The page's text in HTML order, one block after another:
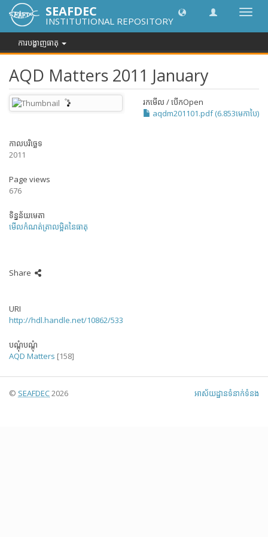
បិទបើក
រុករក
SEAFDEC
INSTITUTIONAL REPOSITORY
ការបង្ហាញធាតុ
AQD Matters 2011 January
រកមើល / បើកOpen
aqdm201101.pdf (6.853មេកាបៃ)
កាលបរិច្ឆេទ
2011
Page views
676
ទិន្នន័យមេតា
មើលកំណត់ត្រាលម្អិតនៃធាតុ
Share
URI
http://hdl.handle.net/10862/533
បណ្តុំបណ្តុំ
AQD Matters [158]
© SEAFDEC2026 អាស័យ​ដ្ឋាន​ទំនាក់ទំនង